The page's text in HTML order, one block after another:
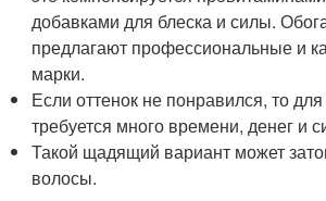
добавками для блеска и силы.
предлагают профессиональные и
марки.
Если оттенок не понравился, то
требуется много времени, денег и
Такой щадящий вариант может
волосы.